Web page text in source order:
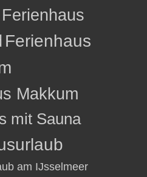
Ferienhaus
Ferienhaus
Makkum
mit Sauna
am IJsselmeer